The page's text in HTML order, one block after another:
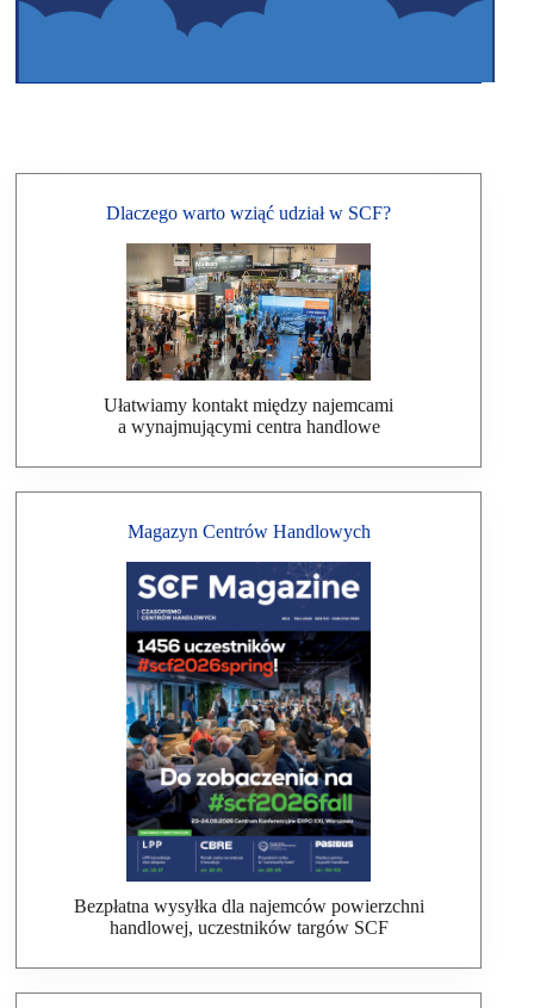
Dlaczego warto wziąć udział w SCF?
Ułatwiamy kontakt między najemcami
a wynajmującymi centra handlowe
Magazyn Centrów Handlowych
Bezpłatna wysyłka dla najemców powierzchni
handlowej, uczestników targów SCF